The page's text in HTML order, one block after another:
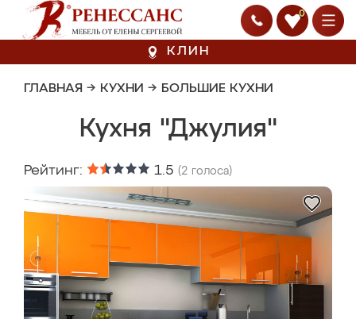
0
КЛИН
ГЛАВНАЯ → КУХНИ → БОЛЬШИЕ КУХНИ
Кухня "Джулия"
Рейтинг: 1.5 (2 голоса)